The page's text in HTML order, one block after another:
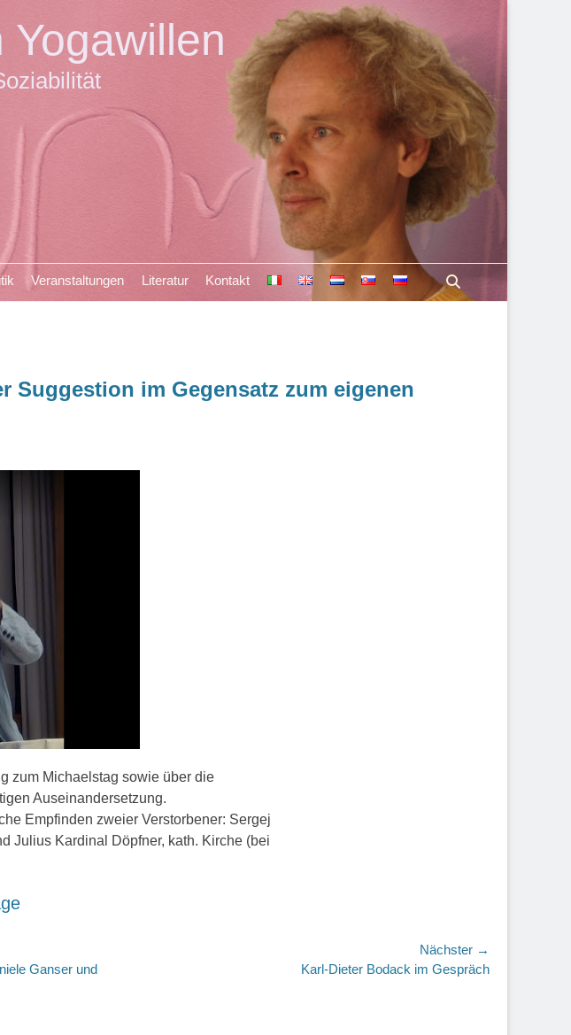
Veranstaltungen Literatur Kontakt
Suggestion im Gegensatz zum eigenen
zum Michaelstag sowie über die
Auseinandersetzung.
Empfinden zweier Verstorbener: Sergej
Julius Kardinal Döpfner, kath. Kirche (bei
Ganser und
Nächster →
Karl-Dieter Bodack im Gespräch